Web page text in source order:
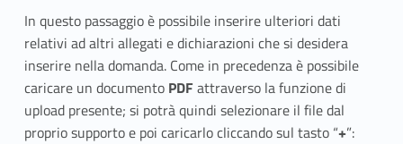
In questo passaggio è possibile inserire ulteriori dati
relativi ad altri allegati e dichiarazioni che si desidera
inserire nella domanda. Come in precedenza è possibile
caricare un documento PDF attraverso la funzione di
upload presente; si potrà quindi selezionare il file dal
proprio supporto e poi caricarlo cliccando sul tasto “+”: